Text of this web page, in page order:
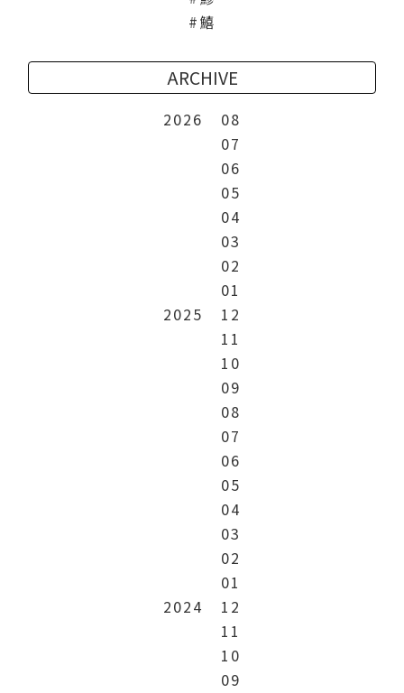
鱚
ARCHIVE
2026
08
07
06
05
04
03
02
01
2025
12
11
10
09
08
07
06
05
04
03
02
01
2024
12
11
10
09